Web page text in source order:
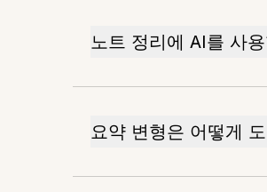
노트 정리에 AI를 사
요약 변형은 어떻게